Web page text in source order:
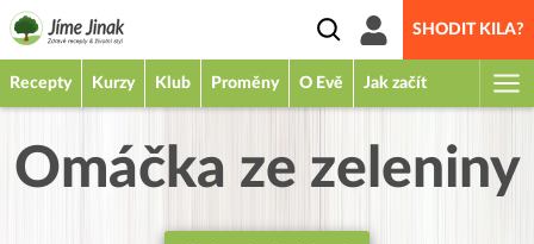
SHODIT KILA?
Recepty Kurzy Klub Proměny O Evě Jak začít
Omáčka ze zeleniny